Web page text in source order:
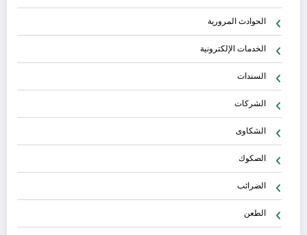
الحوادث المرورية
الخدمات الإلكترونية
السندات
الشركات
الشكاوى
الصكوك
الضرائب
الطعن